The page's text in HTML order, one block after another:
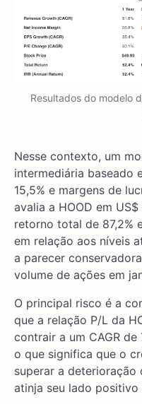
Resultados do modelo
Nesse contexto, um
intermediária baseado
15,5% e margens de
avalia a HOOD em
retorno total de 87,2%
em relação aos níveis
a parecer
volume de ações em
O principal risco é a
que a relação P/L da
contrair a um CAGR de
o que significa que o
superar a deterioração
atinja seu lado